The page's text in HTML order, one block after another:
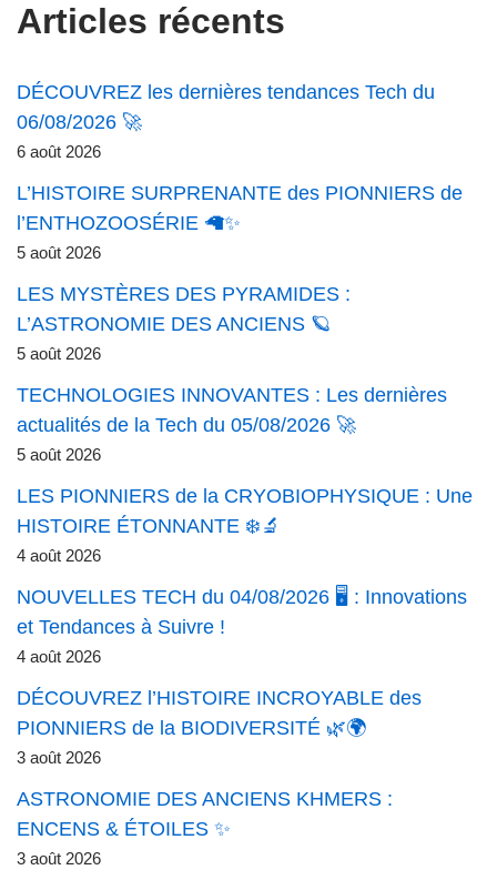
Articles récents
DÉCOUVREZ les dernières tendances Tech du
06/08/2026 🚀
6 août 2026
L’HISTOIRE SURPRENANTE des PIONNIERS de
l’ENTHOZOOSÉRIE 🦙✨
5 août 2026
LES MYSTÈRES DES PYRAMIDES :
L’ASTRONOMIE DES ANCIENS 🪐
5 août 2026
TECHNOLOGIES INNOVANTES : Les dernières
actualités de la Tech du 05/08/2026 🚀
5 août 2026
LES PIONNIERS de la CRYOBIOPHYSIQUE : Une
HISTOIRE ÉTONNANTE ❄️🔬
4 août 2026
NOUVELLES TECH du 04/08/2026 🖥️ : Innovations
et Tendances à Suivre !
4 août 2026
DÉCOUVREZ l’HISTOIRE INCROYABLE des
PIONNIERS de la BIODIVERSITÉ 🌿🌍
3 août 2026
ASTRONOMIE DES ANCIENS KHMERS :
ENCENS & ÉTOILES ✨
3 août 2026